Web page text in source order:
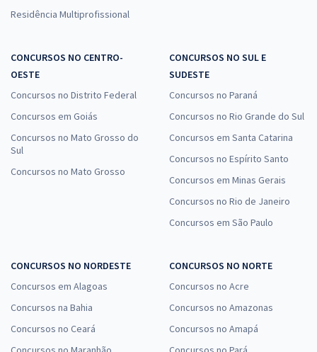
Residência Multiprofissional
CONCURSOS NO CENTRO-
OESTE
Concursos no Distrito Federal
Concursos em Goiás
Concursos no Mato Grosso do
Sul
Concursos no Mato Grosso
CONCURSOS NO SUL E
SUDESTE
Concursos no Paraná
Concursos no Rio Grande do Sul
Concursos em Santa Catarina
Concursos no Espírito Santo
Concursos em Minas Gerais
Concursos no Rio de Janeiro
Concursos em São Paulo
CONCURSOS NO NORDESTE
Concursos em Alagoas
Concursos na Bahia
Concursos no Ceará
CONCURSOS NO NORTE
Concursos no Acre
Concursos no Amazonas
Concursos no Amapá